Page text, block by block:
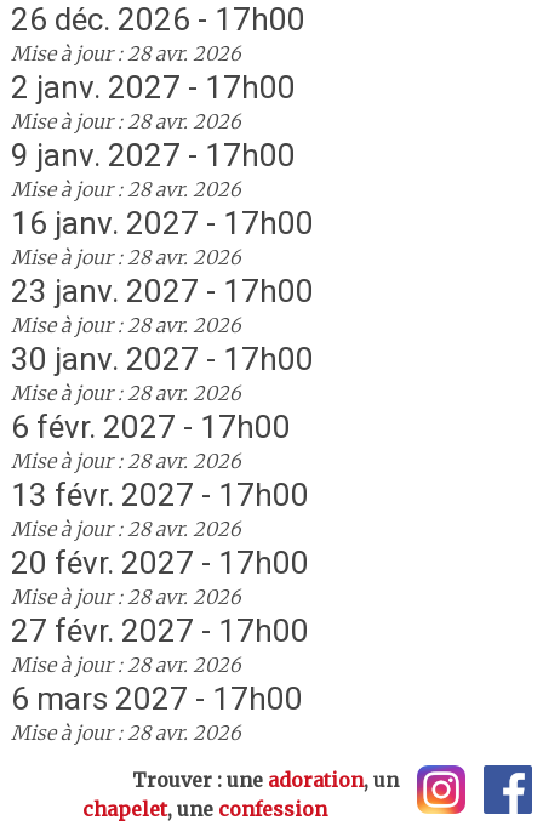
26 déc. 2026 - 17h00
Mise à jour : 28 avr. 2026
2 janv. 2027 - 17h00
Mise à jour : 28 avr. 2026
9 janv. 2027 - 17h00
Mise à jour : 28 avr. 2026
16 janv. 2027 - 17h00
Mise à jour : 28 avr. 2026
23 janv. 2027 - 17h00
Mise à jour : 28 avr. 2026
30 janv. 2027 - 17h00
Mise à jour : 28 avr. 2026
6 févr. 2027 - 17h00
Mise à jour : 28 avr. 2026
13 févr. 2027 - 17h00
Mise à jour : 28 avr. 2026
20 févr. 2027 - 17h00
Mise à jour : 28 avr. 2026
27 févr. 2027 - 17h00
Mise à jour : 28 avr. 2026
6 mars 2027 - 17h00
Mise à jour : 28 avr. 2026
Trouver : une adoration, un
chapelet, une confession